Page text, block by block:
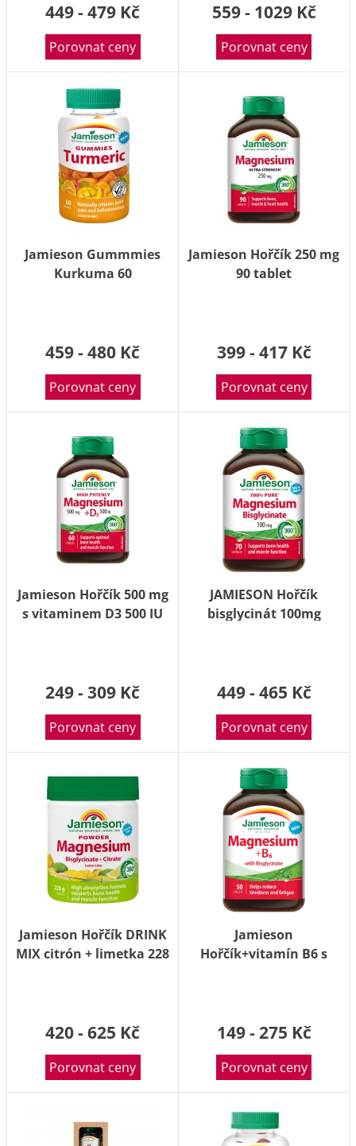
449 - 479 Kč
Porovnat ceny
559 - 1029 Kč
Porovnat ceny
Jamieson Gummmies
Kurkuma 60
459 - 480 Kč
Porovnat ceny
Jamieson Hořčík 250 mg
90 tablet
399 - 417 Kč
Porovnat ceny
Jamieson Hořčík 500 mg
s vitaminem D3 500 IU
249 - 309 Kč
Porovnat ceny
JAMIESON Hořčík
bisglycinát 100mg
449 - 465 Kč
Porovnat ceny
Jamieson Hořčík DRINK
MIX citrón + limetka 228
420 - 625 Kč
Porovnat ceny
Jamieson
Hořčík+vitamín B6 s
149 - 275 Kč
Porovnat ceny